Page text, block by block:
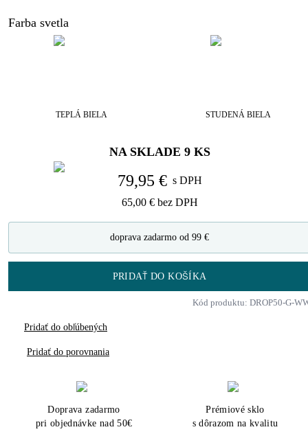
Farba svetla
TEPLÁ BIELA STUDENÁ BIELA
NA SKLADE 9 KS
79,95 € s DPH
65,00 € bez DPH
doprava zadarmo od 99 €
PRIDAŤ DO KOŠÍKA
Kód produktu: DROP50-G-
Pridať do obľúbených
Pridať do porovnania
Doprava zadarmo
pri objednávke nad 50€
Prémiové sklo
s dôrazom na kvalitu